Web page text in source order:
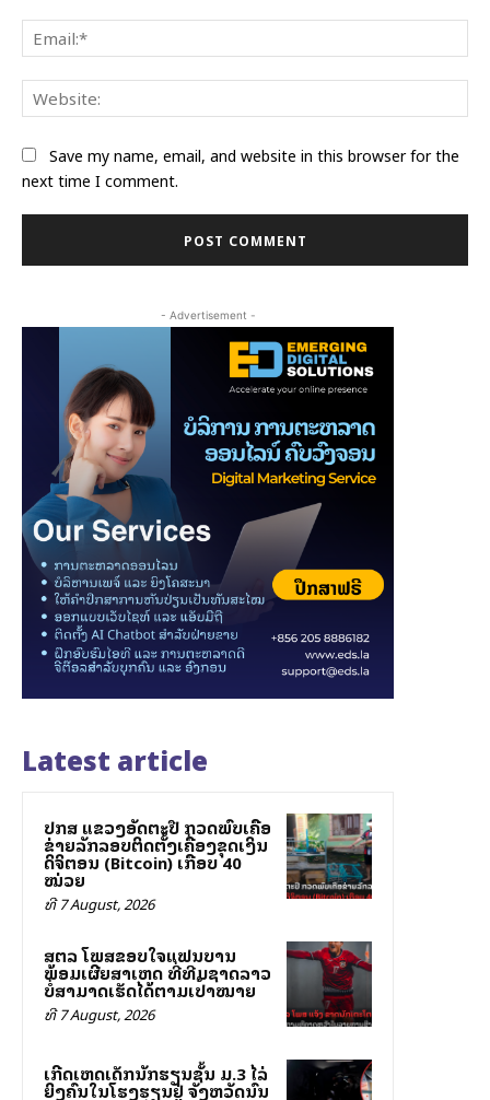
Save my name, email, and website in this browser for the
next time I comment.
- Advertisement -
Latest article
ປກສ ແຂວງອັດຕະປື ກວດພົບເຄືອ
ຂ່າຍລັກລອບຕິດຕັ້ງເຄື່ອງຂຸດເງິນ
ດິຈິຕອນ (Bitcoin) ເກືອບ 40
ໝ່ວຍ
ທີ 7 August, 2026
ສຕລ ໂພສຂອບໃຈແຟນບານ
ພ້ອມເຜີຍສາເຫດ ທີ່ທີມຊາດລາວ
ບໍ່ສາມາດເຮັດໄດ້ຕາມເປົ້າໝາຍ
ທີ 7 August, 2026
ເກີດເຫດເດັກນັກຮຽນຊັ້ນ ມ.3 ໄລ່
ຍິງຄົນໃນໂຮງຮຽນຢູ່ ຈັງຫວັດນົນ